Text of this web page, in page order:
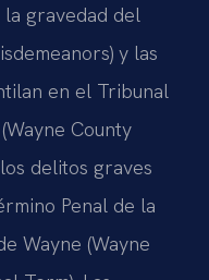
gravedad del
y las
en el Tribunal
County
delitos graves
Penal de la
Wayne (Wayne